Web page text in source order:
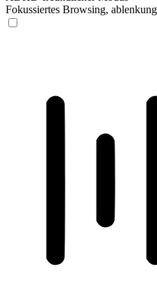
Fokussiertes Browsing,